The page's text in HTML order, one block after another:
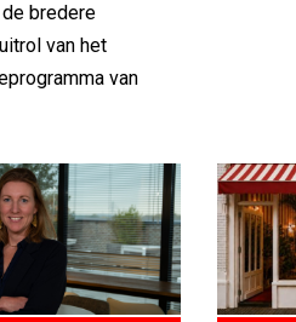
bredere
van het
van